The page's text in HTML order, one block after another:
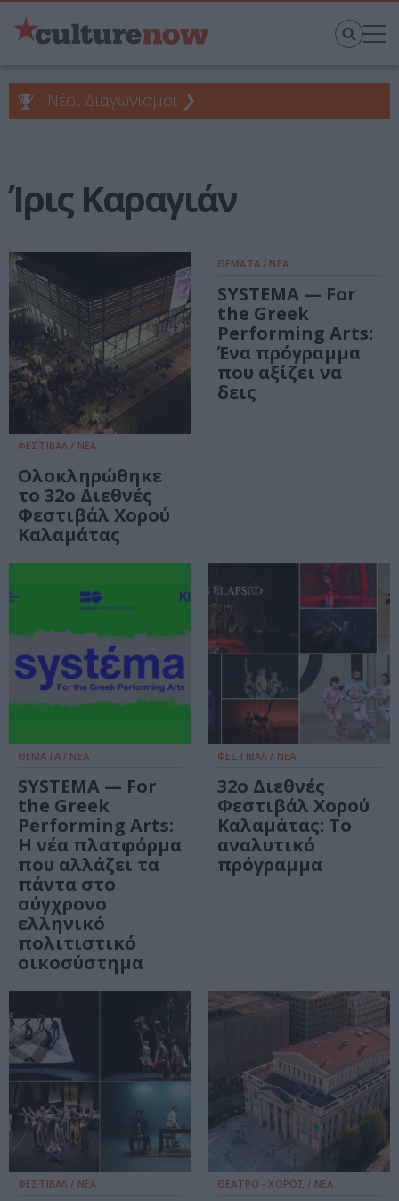
Νέοι Διαγωνισμοί ❯
Ίρις Καραγιάν
ΦΕΣΤΙΒΑΛ / ΝΕΑ
Ολοκληρώθηκε
το 32ο Διεθνές
Φεστιβάλ Χορού
Καλαμάτας
ΘΕΜΑΤΑ / ΝΕΑ
SYSTEMA — For
the Greek
Performing Arts:
Ένα πρόγραμμα
που αξίζει να
δεις
ΘΕΜΑΤΑ / ΝΕΑ
SYSTEMA — For
the Greek
Performing Arts:
Η νέα πλατφόρμα
που αλλάζει τα
πάντα στο
σύγχρονο
ελληνικό
πολιτιστικό
οικοσύστημα
ΦΕΣΤΙΒΑΛ / ΝΕΑ
32ο Διεθνές
Φεστιβάλ Χορού
Καλαμάτας: Το
αναλυτικό
πρόγραμμα
ΦΕΣΤΙΒΑΛ / ΝΕΑ ΘΕΑΤΡΟ - ΧΟΡΟΣ / ΝΕΑ